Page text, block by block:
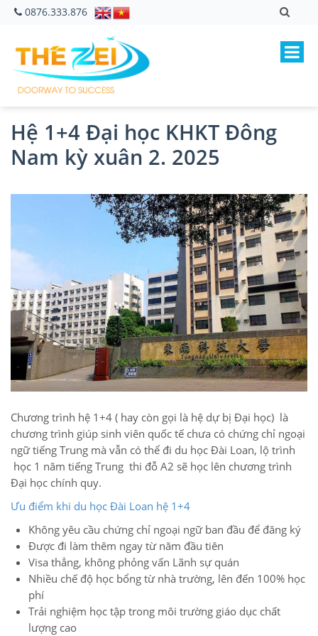
0876.333.876
Hệ 1+4 Đại học KHKT Đông
Nam kỳ xuân 2. 2025
Chương trình hệ 1+4 ( hay còn gọi là hệ dự bị Đại học) là
chương trình giúp sinh viên quốc tế chưa có chứng chỉ ngoại
ngữ tiếng Trung mà vẫn có thể đi du học Đài Loan, lộ trình
học 1 năm tiếng Trung thi đỗ A2 sẽ học lên chương trình
Đại học chính quy.
Ưu điểm khi du học Đài Loan hệ 1+4
Không yêu cầu chứng chỉ ngoại ngữ ban đầu để đăng ký
Được đi làm thêm ngay từ năm đầu tiên
Visa thẳng, không phỏng vấn Lãnh sự quán
Nhiều chế độ học bổng từ nhà trường, lên đến 100% học
phí
Trải nghiệm học tập trong môi trường giáo dục chất
lượng cao